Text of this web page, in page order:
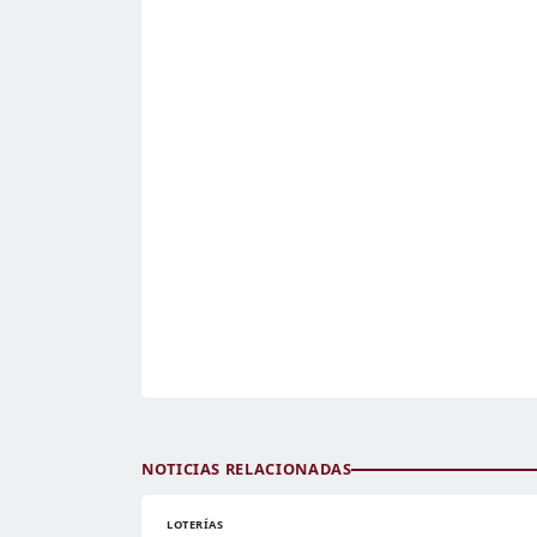
NOTICIAS RELACIONADAS
LOTERÍAS